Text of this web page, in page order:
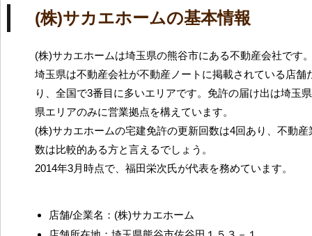
(株)サカエホームの基本情報
(株)サカエホームは埼玉県の熊谷市にある不動産会社です
埼玉県は不動産会社が不動産ノートに掲載されている店舗
り、全国で3番目に多いエリアです。免許の届け出は埼玉
県エリアのみに営業拠点を構えています。
(株)サカエホームの宅建免許の更新回数は4回あり、不動
数は比較的ある方と言えるでしょう。
2014年3月時点で、福田栄次氏が代表を務めています。
店舗/企業名：(株)サカエホーム